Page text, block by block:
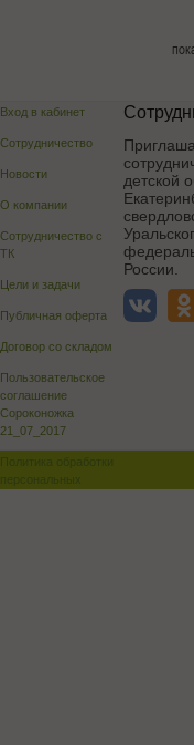
Вход в кабинет
Сотрудничество
Новости
О компании
Сотрудничество с
ТК
Цели и задачи
Публичная оферта
Договор со складом
Пользовательское
соглашение
Сороконожка
21_07_2017
детской
России.